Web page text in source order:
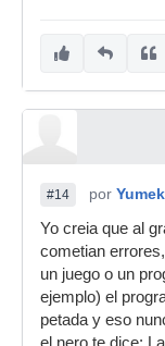
#14 por Yumek
Yo creia que al
cometian
un juego o un
ejemplo) el
petada y eso